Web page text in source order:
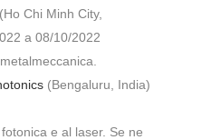
(Ho Chi Minh City,
a 08/10/2022
(Bengaluru, India)
e al laser. Se ne